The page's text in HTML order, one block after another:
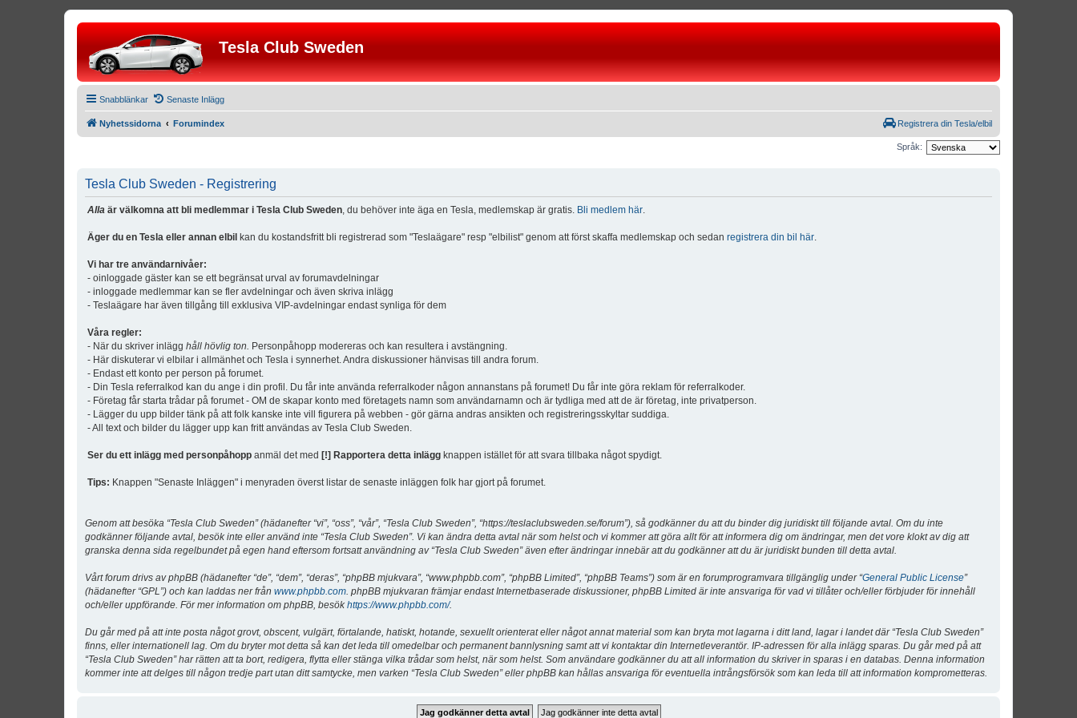
Tesla Club Sweden
Snabblänkar Senaste Inlägg
Nyhetssidorna Forumindex Registrera din Tesla/elbil
Språk:
Tesla Club Sweden - Registrering
Alla är välkomna att bli medlemmar i Tesla Club Sweden , du behöver inte äga en Tesla, medlemskap är gratis. Bli medlem här
Äger du en Tesla eller annan elbil kan du kostandsfritt bli registrerad som "Teslaägare" resp "elbilist" genom att först skaffa medlemskap och sedan registrera din bil här
Vi har tre användarnivåer:
- oinloggade gäster kan se ett begränsat urval av forumavdelningar
- inloggade medlemmar kan se fler avdelningar och även skriva inlägg
- Teslaägare har även tillgång till exklusiva VIP-avdelningar endast synliga för dem
Våra regler:
- När du skriver inlägg håll hövlig ton. Personpåhopp modereras och kan resultera i avstängning.
- Här diskuterar vi elbilar i allmänhet och Tesla i synnerhet. Andra diskussioner hänvisas till andra forum.
- Endast ett konto per person på forumet.
- Din Tesla referralkod kan du ange i din profil. Du får inte använda referralkoder någon annanstans på forumet! Du får inte göra reklam för referralkoder.
- Företag får starta trådar på forumet - OM de skapar konto med företagets namn som användarnamn och är tydliga med att de är företag, inte privatperson.
- Lägger du upp bilder tänk på att folk kanske inte vill figurera på webben - gör gärna andras ansikten och registreringsskyltar suddiga.
- All text och bilder du lägger upp kan fritt användas av Tesla Club Sweden.
Ser du ett inlägg med personpåhopp anmäl det med [!] Rapportera detta inlägg knappen istället för att svara tillbaka något spydigt.
Tips: Knappen "Senaste Inläggen" i menyraden överst listar de senaste inläggen folk har gjort på forumet.
Genom att besöka “Tesla Club Sweden” (hädanefter “vi”, “oss”, “vår”, “Tesla Club Sweden”, “https://teslaclubsweden.se/forum”), så godkänner du att du binder dig juridiskt till följande avtal. Om du inte
godkänner följande avtal, besök inte eller använd inte “Tesla Club Sweden”. Vi kan ändra detta avtal när som helst och vi kommer att göra allt för att informera dig om ändringar, men det vore klokt av dig att
granska denna sida regelbundet på egen hand eftersom fortsatt användning av “Tesla Club Sweden” även efter ändringar innebär att du godkänner att du är juridiskt bunden till detta avtal.
Vårt forum drivs av phpBB (hädanefter “de”, “dem”, “deras”, “phpBB mjukvara”, “www.phpbb.com”, “phpBB Limited”, “phpBB Teams”) som är en forumprogramvara tillgänglig under “General Public License”
(hädanefter “GPL”) och kan laddas ner från www.phpbb.com . phpBB mjukvaran främjar endast Internetbaserade diskussioner, phpBB Limited är inte ansvariga för vad vi tillåter och/eller förbjuder för innehåll
och/eller uppförande. För mer information om phpBB, besökhttps://www.phpbb.com/.
Du går med på att inte posta något grovt, obscent, vulgärt, förtalande, hatiskt, hotande, sexuellt orienterat eller något annat material som kan bryta mot lagarna i ditt land, lagar i landet där “Tesla Club Sweden”
finns, eller internationell lag. Om du bryter mot detta så kan det leda till omedelbar och permanent bannlysning samt att vi kontaktar din Internetleverantör. IP-adressen för alla inlägg sparas. Du går med på att
“Tesla Club Sweden” har rätten att ta bort, redigera, flytta eller stänga vilka trådar som helst, när som helst. Som användare godkänner du att all information du skriver in sparas i en databas. Denna information
kommer inte att delges till någon tredje part utan ditt samtycke, men varken “Tesla Club Sweden” eller phpBB kan hållas ansvariga för eventuella intrångsförsök som kan leda till att information komprometteras.